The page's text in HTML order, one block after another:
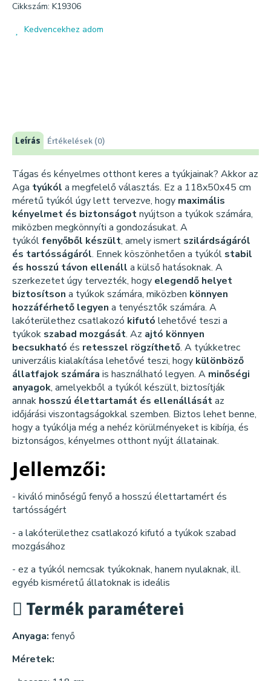
Cikkszám: K19306
Kedvencekhez adom
Leírás Értékelések (0)
Tágas és kényelmes otthont keres a tyúkjainak? Akkor az
Aga tyúkól a megfelelő választás. Ez a 118x50x45 cm
méretű tyúkól úgy lett tervezve, hogy maximális
kényelmet és biztonságotnyújtson a tyúkok számára,
miközben megkönnyíti a gondozásukat. A
tyúkólfenyőből készült, amely ismert szilárdságáról
és tartósságáról. Ennek köszönhetően a tyúkól stabil
és hosszú távon ellenáll a külső hatásoknak. A
szerkezetet úgy tervezték, hogy elegendő helyet
biztosítson a tyúkok számára, miközben könnyen
hozzáférhető legyen a tenyésztők számára. A
lakóterülethez csatlakozó kifutó lehetővé teszi a
tyúkok szabad mozgását. Az ajtó könnyen
becsukható és retesszel rögzíthető. A tyúkketrec
univerzális kialakítása lehetővé teszi, hogy különböző
állatfajok számára is használható legyen. A minőségi
anyagok, amelyekből a tyúkól készült, biztosítják
annak hosszú élettartamát és ellenállásátaz
időjárási viszontagságokkal szemben. Biztos lehet benne,
hogy a tyúkólja még a nehéz körülményeket is kibírja, és
biztonságos, kényelmes otthont nyújt állatainak.
Jellemzői:
- kiváló minőségű fenyő a hosszú élettartamért és
tartósságért
- a lakóterülethez csatlakozó kifutó a tyúkok szabad
mozgásához
- ez a tyúkól nemcsak tyúkoknak, hanem nyulaknak, ill.
egyéb kisméretű állatoknak is ideális
Termék paraméterei
Anyaga: fenyő
Méretek: